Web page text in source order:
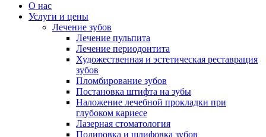
О нас
Услуги и цены
Лечение зубов
Лечение пульпита
Лечение периодонтита
Художественная и эстетическая реставрация
зубов
Пломбирование зубов
Постановка штифта на зубы
Наложение лечебной прокладки при
глубоком кариесе
Лазерная стоматология
Полировка и шлифовка зубов